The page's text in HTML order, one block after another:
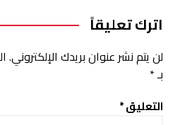
اترك تعليقاً
لن يتم نشر عنوان بريدك الإلكتروني.
بـ*
التعليق*